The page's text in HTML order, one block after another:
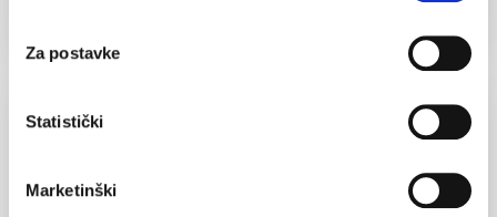
Za postavke
Statistički
Marketinški
Klement i službeno zaštitnik u